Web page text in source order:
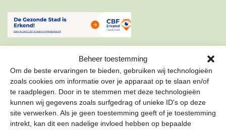
Beheer toestemming
Om de beste ervaringen te bieden, gebruiken wij technologieën
zoals cookies om informatie over je apparaat op te slaan en/of
te raadplegen. Door in te stemmen met deze technologieën
kunnen wij gegevens zoals surfgedrag of unieke ID's op deze
site verwerken. Als je geen toestemming geeft of je toestemming
intrekt, kan dit een nadelige invloed hebben op bepaalde
ONZE NIEUWSBRIEF
Schrijf je in voor onze nieuwsbrief om als eerste te lezen